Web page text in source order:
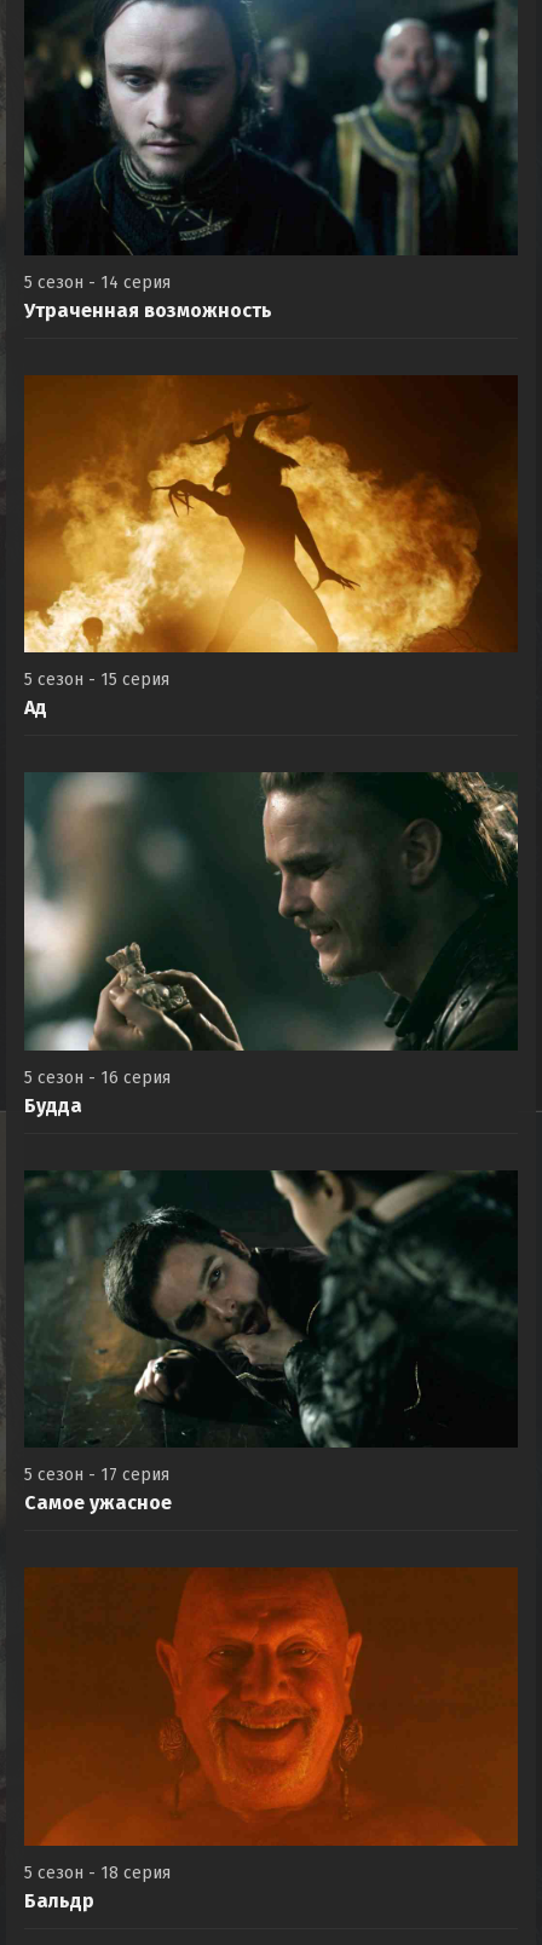
5 сезон - 14 серия
Утраченная возможность
5 сезон - 15 серия
Ад
5 сезон - 16 серия
Будда
5 сезон - 17 серия
Самое ужасное
5 сезон - 18 серия
Бальдр